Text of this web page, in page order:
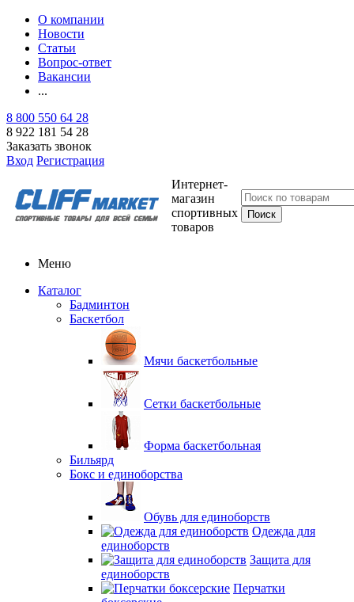
О компании
Новости
Статьи
Вопрос-ответ
Вакансии
...
8 800 550 64 28
8 922 181 54 28
Заказать звонок
Вход Регистрация
Интернет-
магазин
спортивных
товаров
Меню
Каталог
Бадминтон
Баскетбол
Мячи баскетбольные
Сетки баскетбольные
Форма баскетбольная
Бильярд
Бокс и единоборства
Обувь для единоборств
Одежда для
единоборств
Защита для
единоборств
Перчатки